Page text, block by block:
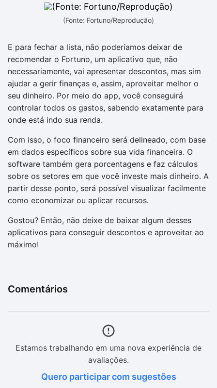
(Fonte: Fortuno/Reprodução)
E para fechar a lista, não poderíamos deixar de
recomendar o Fortuno, um aplicativo que, não
necessariamente, vai apresentar descontos, mas sim
ajudar a gerir finanças e, assim, aproveitar melhor o
seu dinheiro. Por meio do app, você conseguirá
controlar todos os gastos, sabendo exatamente para
onde está indo sua renda.
Com isso, o foco financeiro será delineado, com base
em dados específicos sobre sua vida financeira. O
software também gera porcentagens e faz cálculos
sobre os setores em que você investe mais dinheiro. A
partir desse ponto, será possível visualizar facilmente
como economizar ou aplicar recursos.
Gostou? Então, não deixe de baixar algum desses
aplicativos para conseguir descontos e aproveitar ao
máximo!
Comentários
Estamos trabalhando em uma nova experiência de
avaliações.
Quero participar com sugestões